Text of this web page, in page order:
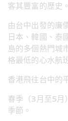
客其豐富的歷史。
由台中出發的廉
日本、韓國、泰
島的多個熱門城
格最低的心水航
香港飛往台中的
春季（3月至5月
季節。